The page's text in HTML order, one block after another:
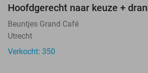
Hoofdgerecht naar keuze +
Beuntjes Grand Café
Utrecht
Verkocht: 350